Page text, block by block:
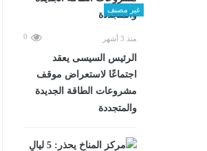
غير مصنف
منذ 3 أشهر 0
الرئيس السيسى يعقد
اجتماعًا لاستعراض موقف
مشروعات الطاقة الجديدة
والمتجددة